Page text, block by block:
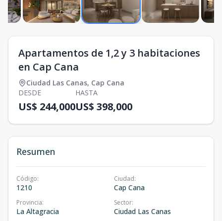
Apartamentos de 1,2 y 3 habitaciones
en Cap Cana
Ciudad Las Canas, Cap Cana
DESDE
US$ 244,000
HASTA
US$ 398,000
Resumen
Código:
1210
Ciudad:
Cap Cana
Provincia:
La Altagracia
Sector:
Ciudad Las Canas